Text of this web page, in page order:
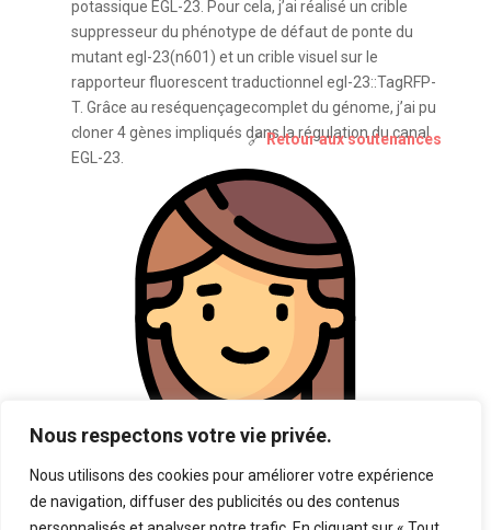
Nous respectons votre vie privée.
Nous utilisons des cookies pour améliorer votre expérience
de navigation, diffuser des publicités ou des contenus
potassique EGL-23. Pour cela, j’ai réalisé un crible
suppresseur du phénotype de défaut de ponte du
mutant egl-23(n601) et un crible visuel sur le
rapporteur fluorescent traductionnel egl-23::TagRFP-
T. Grâce au reséquençagecomplet du génome, j’ai pu
cloner 4 gènes impliqués dans la régulation du canal
EGL-23.
🔗 Retour aux soutenances